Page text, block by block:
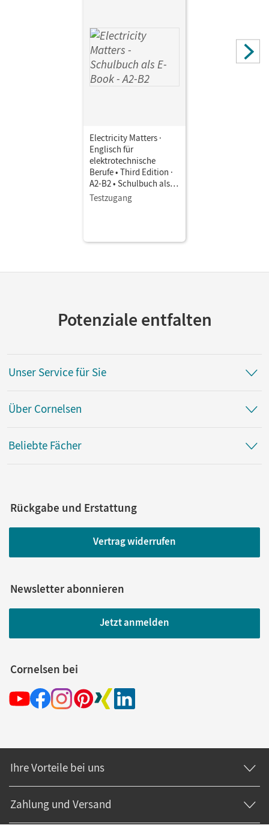
Electricity Matters ·
Englisch für
elektrotechnische
Berufe • Third Edition ·
A2-B2 • Schulbuch als E-
Book
Testzugang
Potenziale entfalten
Unser Service für Sie
Über Cornelsen
Beliebte Fächer
Rückgabe und Erstattung
Vertrag widerrufen
Newsletter abonnieren
Jetzt anmelden
Cornelsen bei
Ihre Vorteile bei uns
Zahlung und Versand